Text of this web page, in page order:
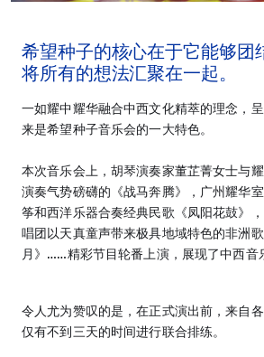
希望种子的核心在于它能够团
将所有的想法汇聚在一起。
一如耀中耀华融合中西文化精萃的理念，
来是希望种子音乐会的一大特色。
本次音乐会上，胡琴演奏家董芷菁女士与
演奏气势磅礴的《战马奔腾》，广州耀华
筝和西洋乐器合奏经典民歌《凤阳花鼓》
唱团以天真童声带来极具地域特色的非洲
月》……精彩节目轮番上演，展现了中西音
令人尤为赞叹的是，在正式演出前，来自
仅有不到三天的时间进行联合排练。